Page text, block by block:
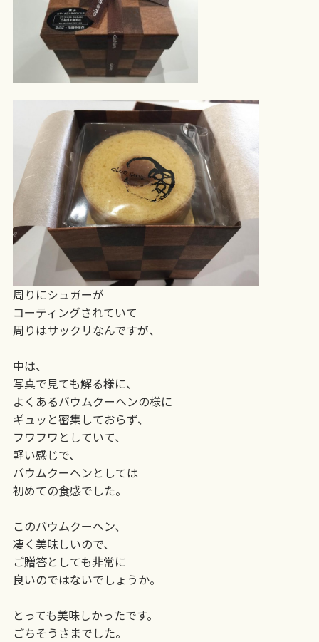
周りにシュガーが
コーティングされていて
周りはサックリなんですが、
中は、
写真で見ても解る様に、
よくあるバウムクーヘンの様に
ギュッと密集しておらず、
フワフワとしていて、
軽い感じで、
バウムクーヘンとしては
初めての食感でした。
このバウムクーヘン、
凄く美味しいので、
ご贈答としても非常に
良いのではないでしょうか。
とっても美味しかったです。
ごちそうさまでした。